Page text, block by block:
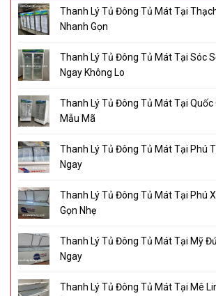
Thanh Lý Tủ Đông Tủ Mát Tại
Nhanh Gọn
Thanh Lý Tủ Đông Tủ Mát Tại Sóc
Ngay Không Lo
Thanh Lý Tủ Đông Tủ Mát Tại Quốc
Mẫu Mã
Thanh Lý Tủ Đông Tủ Mát Tại Phú
Ngay
Thanh Lý Tủ Đông Tủ Mát Tại Phú
Gọn Nhẹ
Thanh Lý Tủ Đông Tủ Mát Tại Mỹ
Ngay
Thanh Lý Tủ Đông Tủ Mát Tại Mê